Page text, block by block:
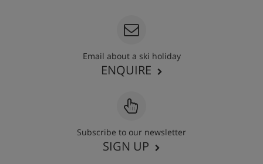
Email about a ski holiday
ENQUIRE
Subscribe to our newsletter
SIGN UP